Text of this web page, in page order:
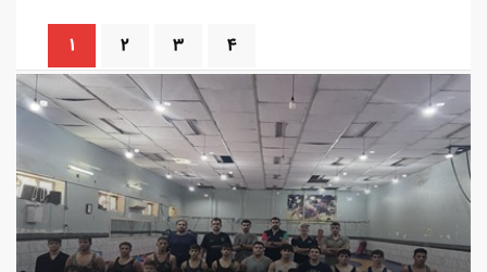
1 2 3 4
پایان رقابت های کشتی فرنگی پیشکسوتان قهرمانی کشور / قزوین :